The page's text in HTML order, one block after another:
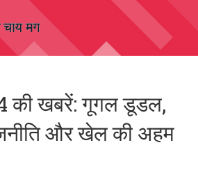
की खबरें: गूगल डूडल,
और खेल की अहम